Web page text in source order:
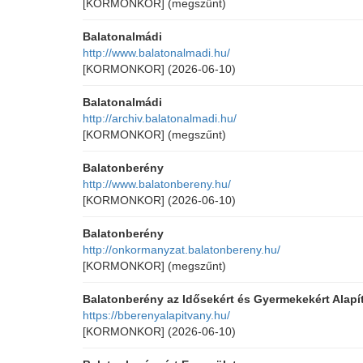
[KORMONKOR] (megszűnt)
Balatonalmádi
http://www.balatonalmadi.hu/
[KORMONKOR] (2026-06-10)
Balatonalmádi
http://archiv.balatonalmadi.hu/
[KORMONKOR] (megszűnt)
Balatonberény
http://www.balatonbereny.hu/
[KORMONKOR] (2026-06-10)
Balatonberény
http://onkormanyzat.balatonbereny.hu/
[KORMONKOR] (megszűnt)
Balatonberény az Idősekért és Gyermekekért
https://bberenyalapitvany.hu/
[KORMONKOR] (2026-06-10)